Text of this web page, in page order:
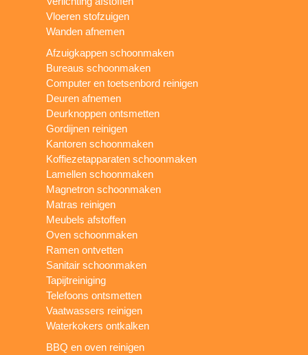
Vloeren stofzuigen
Wanden afnemen
Afzuigkappen schoonmaken
Bureaus schoonmaken
Computer en toetsenbord reinigen
Deuren afnemen
Deurknoppen ontsmetten
Gordijnen reinigen
Kantoren schoonmaken
Koffiezetapparaten schoonmaken
Lamellen schoonmaken
Magnetron schoonmaken
Matras reinigen
Meubels afstoffen
Oven schoonmaken
Ramen ontvetten
Sanitair schoonmaken
Tapijtreiniging
Telefoons ontsmetten
Vaatwassers reinigen
Waterkokers ontkalken
BBQ en oven reinigen